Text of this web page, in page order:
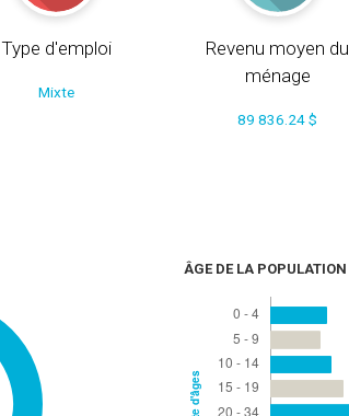
Type d'emploi
Mixte
Revenu moyen du
ménage
89 836.24 $
ÂGE DE LA POPULATION